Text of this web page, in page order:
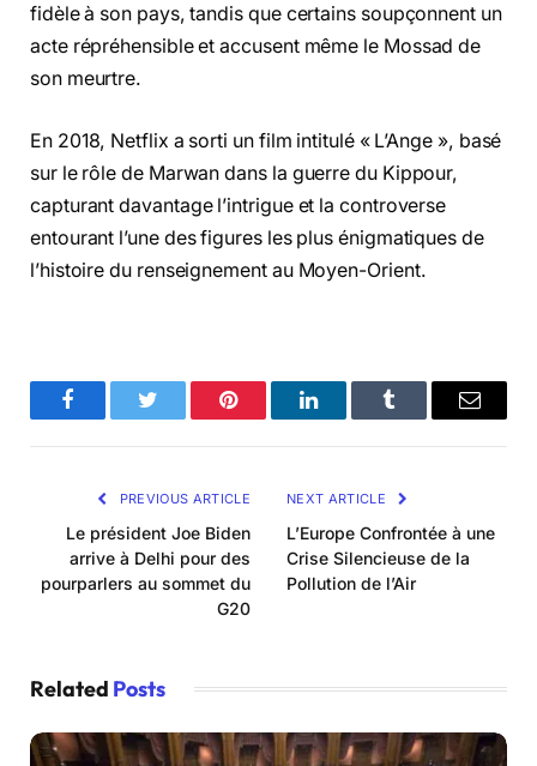
fidèle à son pays, tandis que certains soupçonnent un
acte répréhensible et accusent même le Mossad de
son meurtre.
En 2018, Netflix a sorti un film intitulé « L’Ange », basé
sur le rôle de Marwan dans la guerre du Kippour,
capturant davantage l’intrigue et la controverse
entourant l’une des figures les plus énigmatiques de
l’histoire du renseignement au Moyen-Orient.
FacebookTwitter Pinterest LinkedInTumblr Email
PREVIOUS ARTICLE
Le président Joe Biden
arrive à Delhi pour des
pourparlers au sommet du
G20
NEXT ARTICLE
L’Europe Confrontée à une
Crise Silencieuse de la
Pollution de l’Air
Related Posts